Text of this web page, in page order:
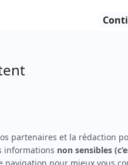
et de culture